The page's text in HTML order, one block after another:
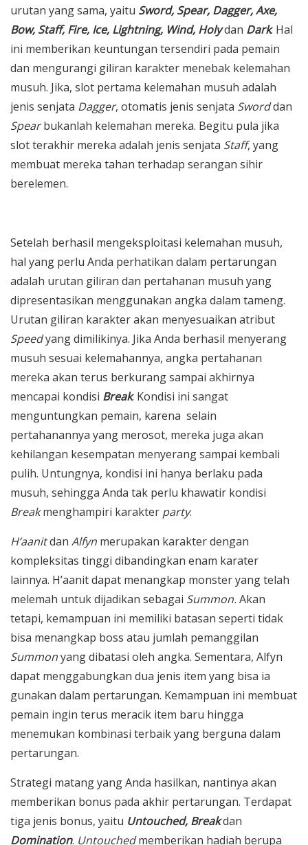
urutan yang sama, yaitu Sword, Spear, Dagger, Axe,
Bow, Staff, Fire, Ice, Lightning, Wind, Holydan Dark. Hal
ini memberikan keuntungan tersendiri pada pemain
dan mengurangi giliran karakter menebak kelemahan
musuh. Jika, slot pertama kelemahan musuh adalah
jenis senjata Dagger, otomatis jenis senjata Sworddan
Spearbukanlah kelemahan mereka. Begitu pula jika
slot terakhir mereka adalah jenis senjata Staff, yang
membuat mereka tahan terhadap serangan sihir
berelemen.
Setelah berhasil mengeksploitasi kelemahan musuh,
hal yang perlu Anda perhatikan dalam pertarungan
adalah urutan giliran dan pertahanan musuh yang
dipresentasikan menggunakan angka dalam tameng.
Urutan giliran karakter akan menyesuaikan atribut
Speedyang dimilikinya. Jika Anda berhasil menyerang
musuh sesuai kelemahannya, angka pertahanan
mereka akan terus berkurang sampai akhirnya
mencapai kondisi Break. Kondisi ini sangat
menguntungkan pemain, karena selain
pertahanannya yang merosot, mereka juga akan
kehilangan kesempatan menyerang sampai kembali
pulih. Untungnya, kondisi ini hanya berlaku pada
musuh, sehingga Anda tak perlu khawatir kondisi
Breakmenghampiri karakter party.
H’aanitdan Alfyn merupakan karakter dengan
kompleksitas tinggi dibandingkan enam karater
lainnya. H’aanit dapat menangkap monster yang telah
melemah untuk dijadikan sebagai Summon.Akan
tetapi, kemampuan ini memiliki batasan seperti tidak
bisa menangkap boss atau jumlah pemanggilan
Summonyang dibatasi oleh angka. Sementara, Alfyn
dapat menggabungkan dua jenis item yang bisa ia
gunakan dalam pertarungan. Kemampuan ini membuat
pemain ingin terus meracik item baru hingga
menemukan kombinasi terbaik yang berguna dalam
pertarungan.
Strategi matang yang Anda hasilkan, nantinya akan
memberikan bonus pada akhir pertarungan. Terdapat
tiga jenis bonus, yaitu Untouched, Breakdan
Domination. Untouchedmemberikan hadiah berupa